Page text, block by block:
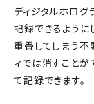
ディジタルホロ
記録できるように
重畳してしまう不
ィでは消すことが
て記録できます。